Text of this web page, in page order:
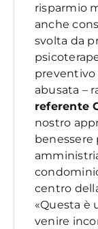
risparmio
anche
svolta da
preventivo
abusata –
referente
nostro
centro
«Questa è
venire